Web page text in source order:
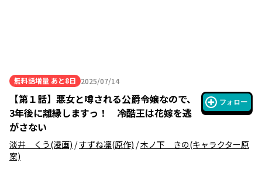
無料話増量 あと8日 2025/07/14
2025年07月14日
【第１話】 悪女と噂される公爵令嬢なので、
3年後に離縁しますっ！ 冷酷王は花嫁を逃
がさない
フォロー
淡井 くう(漫画) /すずね凜(原作) /木ノ下 きの(キャラクター原
案)